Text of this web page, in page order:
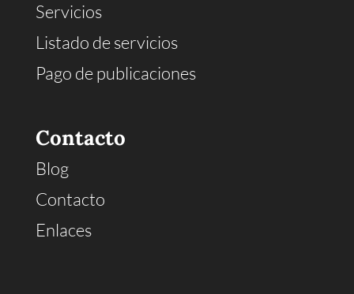
Servicios
Listado de servicios
Pago de publicaciones
Contacto
Blog
Contacto
Enlaces